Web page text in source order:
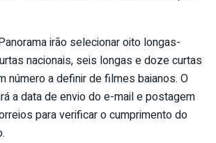
irão selecionar oito longas-
nacionais, seis longas e doze curtas
número a definir de filmes baianos. O
a data de envio do e-mail e postagem
para verificar o cumprimento do